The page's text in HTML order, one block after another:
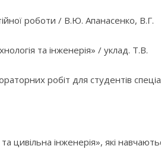
роботи / В.Ю. Апанасенко, В.Г.
та інженерія» / уклад. Т.В.
робіт для студентів
цивільна інженерія», які